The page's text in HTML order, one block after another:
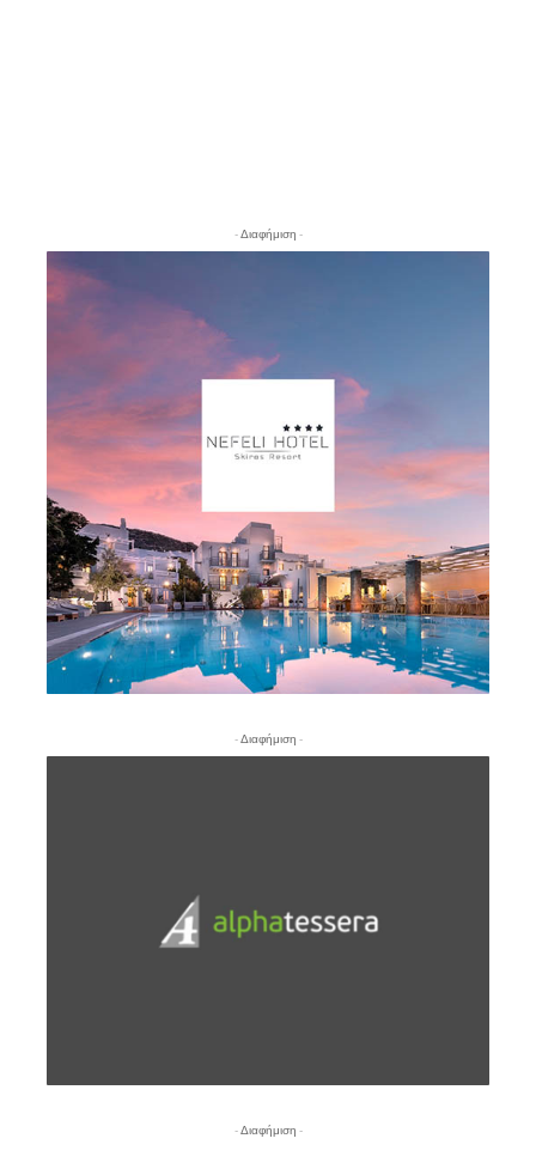
- Διαφήμιση -
- Διαφήμιση -
- Διαφήμιση -